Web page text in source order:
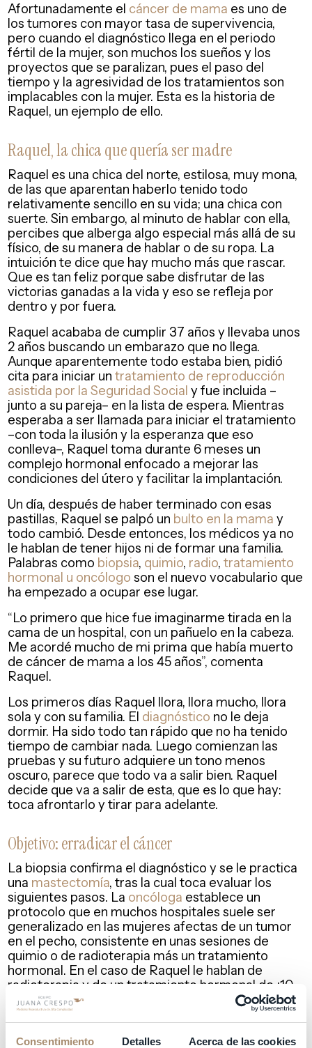
Consentimiento Detalles Acerca de las cookies
Afortunadamente el cáncer de mama es uno de
los tumores con mayor tasa de supervivencia,
pero cuando el diagnóstico llega en el periodo
fértil de la mujer, son muchos los sueños y los
proyectos que se paralizan, pues el paso del
tiempo y la agresividad de los tratamientos son
implacables con la mujer. Esta es la historia de
Raquel, un ejemplo de ello.
Raquel, la chica que quería ser madre
Raquel es una chica del norte, estilosa, muy mona,
de las que aparentan haberlo tenido todo
relativamente sencillo en su vida; una chica con
suerte. Sin embargo, al minuto de hablar con ella,
percibes que alberga algo especial más allá de su
físico, de su manera de hablar o de su ropa. La
intuición te dice que hay mucho más que rascar.
Que es tan feliz porque sabe disfrutar de las
victorias ganadas a la vida y eso se refleja por
dentro y por fuera.
Raquel acababa de cumplir 37 años y llevaba unos
2 años buscando un embarazo que no llega.
Aunque aparentemente todo estaba bien, pidió
cita para iniciar untratamiento de reproducción
asistida por la Seguridad Social y fue incluida –
junto a su pareja– en la lista de espera. Mientras
esperaba a ser llamada para iniciar el tratamiento
–con toda la ilusión y la esperanza que eso
conlleva–, Raquel toma durante 6 meses un
complejo hormonal enfocado a mejorar las
condiciones del útero y facilitar la implantación.
Un día, después de haber terminado con esas
pastillas, Raquel se palpó un bulto en la mama y
todo cambió. Desde entonces, los médicos ya no
le hablan de tener hijos ni de formar una familia.
Palabras como biopsia, quimio, radio,tratamiento
hormonal u oncólogoson el nuevo vocabulario que
ha empezado a ocupar ese lugar.
“Lo primero que hice fue imaginarme tirada en la
cama de un hospital, con un pañuelo en la cabeza.
Me acordé mucho de mi prima que había muerto
de cáncer de mama a los 45 años”, comenta
Raquel.
Los primeros días Raquel llora, llora mucho, llora
sola y con su familia. El diagnóstico no le deja
dormir. Ha sido todo tan rápido que no ha tenido
tiempo de cambiar nada. Luego comienzan las
pruebas y su futuro adquiere un tono menos
oscuro, parece que todo va a salir bien. Raquel
decide que va a salir de esta, que es lo que hay:
toca afrontarlo y tirar para adelante.
Objetivo: erradicar el cáncer
La biopsia confirma el diagnóstico y se le practica
una mastectomía, tras la cual toca evaluar los
siguientes pasos. La oncóloga establece un
protocolo que en muchos hospitales suele ser
generalizado en las mujeres afectas de un tumor
en el pecho, consistente en unas sesiones de
quimio o de radioterapia más un tratamiento
hormonal. En el caso de Raquel le hablan de
radioterapia y de un tratamiento hormonal de ¡10
años! Raquel no tiene afectados los ganglios, la
operación ha salido bien y nadie parece tener en
quiere erradicar el cáncer y poder retomar sus